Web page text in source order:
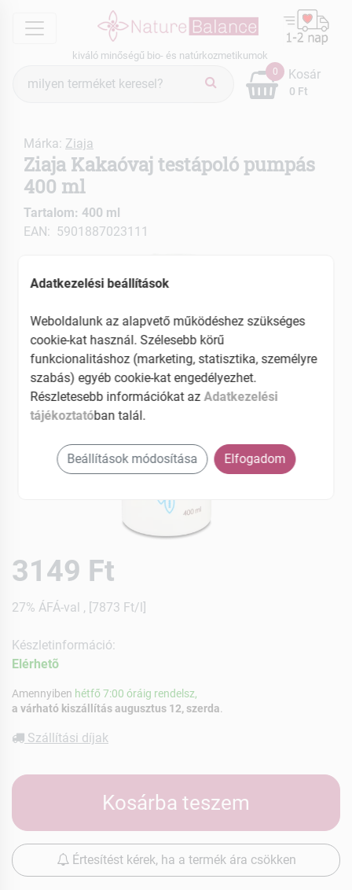
menu
kiváló minőségű bio- és natúrkozmetikumok
keresés
0
0 Ft
Kosár
Márka: Ziaja
Ziaja Kakaóvaj testápoló pumpás
400 ml
Tartalom: 400 ml
EAN: 5901887023111
3149 Ft
27% ÁFÁ-val , [7873 Ft/l]
Készletinformáció:
Elérhetõ
Amennyiben hétfő 7:00 óráig rendelsz,
a várható kiszállítás augusztus 12, szerda
Szállítási díjak
Kosárba teszem
Értesítést kérek, ha a termék ára csökken
Adatkezelési beállítások
Weboldalunk az alapvető működéshez szükséges
cookie-kat használ. Szélesebb körű
funkcionalitáshoz (marketing, statisztika, személyre
szabás) egyéb cookie-kat engedélyezhet.
Részletesebb információkat az Adatkezelési
tájékoztatóban talál.
Beállítások módosítása Elfogadom